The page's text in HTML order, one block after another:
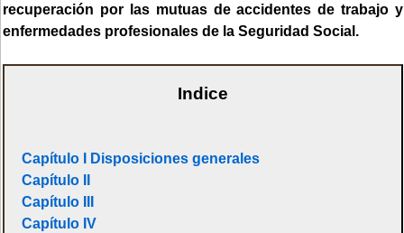
recuperación por las mutuas de accidentes de trabajo y
enfermedades profesionales de la Seguridad Social.
Indice
Capítulo I Disposiciones generales
Capítulo II
Capítulo III
Capítulo IV